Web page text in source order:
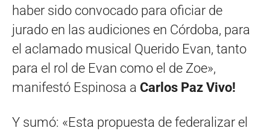
haber sido convocado para oficiar de
jurado en las audiciones en Córdoba, para
el aclamado musical Querido Evan, tanto
para el rol de Evan como el de Zoe»,
manifestó Espinosa a Carlos Paz Vivo!
Y sumó: «Esta propuesta de federalizar el